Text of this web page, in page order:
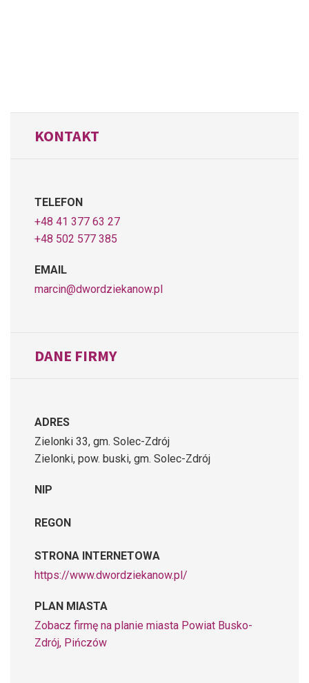
KONTAKT
TELEFON
+48 41 377 63 27
+48 502 577 385
EMAIL
marcin@dwordziekanow.pl
DANE FIRMY
ADRES
Zielonki 33, gm. Solec-Zdrój
Zielonki, pow. buski, gm. Solec-Zdrój
NIP
REGON
STRONA INTERNETOWA
https://www.dwordziekanow.pl/
PLAN MIASTA
Zobacz firmę na planie miasta Powiat Busko-
Zdrój, Pińczów